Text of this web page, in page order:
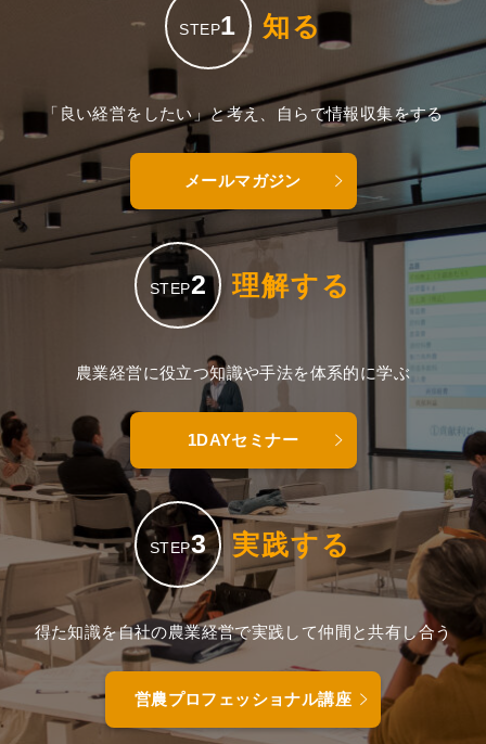
STEP1 知る
「良い経営をしたい」と考え、自らで情報収集をする
メールマガジン
STEP2 理解する
農業経営に役立つ知識や手法を体系的に学ぶ
1DAYセミナー
STEP3 実践する
得た知識を自社の農業経営で実践して仲間と共有し合う
営農プロフェッショナル講座